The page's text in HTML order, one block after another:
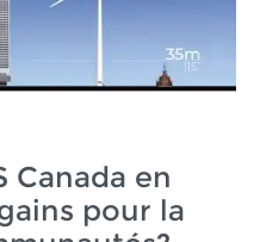
Canada en
pour la